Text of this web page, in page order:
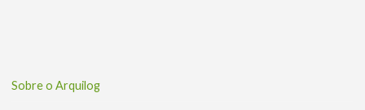
Sobre o Arquilog